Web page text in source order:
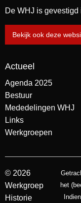
De WHJ is gevestigd
Bekijk ook deze
Actueel
Agenda 2025
Bestuur
Mededelingen WHJ
Links
Werkgroepen
© 2026
Werkgroep
Historie
het